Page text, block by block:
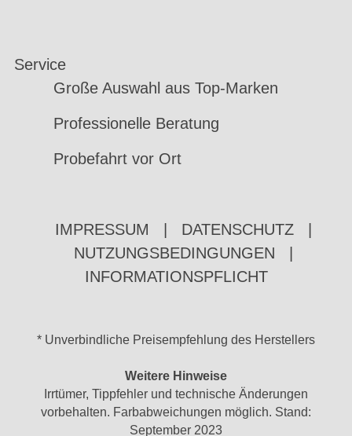
Service
Große Auswahl aus Top-Marken
Professionelle Beratung
Probefahrt vor Ort
IMPRESSUM DATENSCHUTZ
NUTZUNGSBEDINGUNGEN
INFORMATIONSPFLICHT
* Unverbindliche Preisempfehlung des Herstellers
Weitere Hinweise
Irrtümer, Tippfehler und technische Änderungen
vorbehalten. Farbabweichungen möglich. Stand:
September 2023